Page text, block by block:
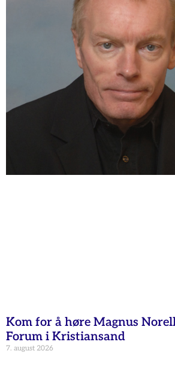
Kom for å høre Magnus
Forum i Kristiansand
7. august 2026